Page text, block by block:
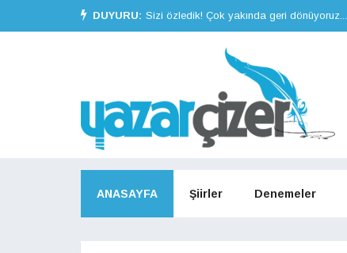
DUYURU: Sizi özledik! Çok yakında geri dönüyoruz...
ANASAYFA Şiirler Denemeler